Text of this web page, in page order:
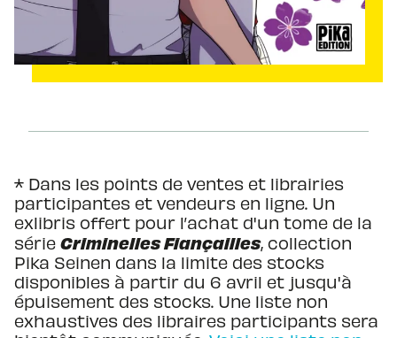
* Dans les points de ventes et librairies
participantes et vendeurs en ligne. Un
exlibris offert pour l’achat d'un tome de la
série Criminelles Fiançailles, collection
Pika Seinen dans la limite des stocks
disponibles à partir du 6 avril et jusqu'à
épuisement des stocks. Une liste non
exhaustives des libraires participants sera